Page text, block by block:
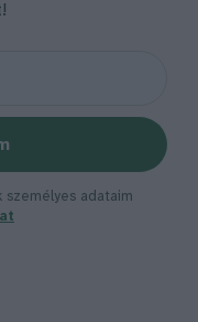
személyes adataim